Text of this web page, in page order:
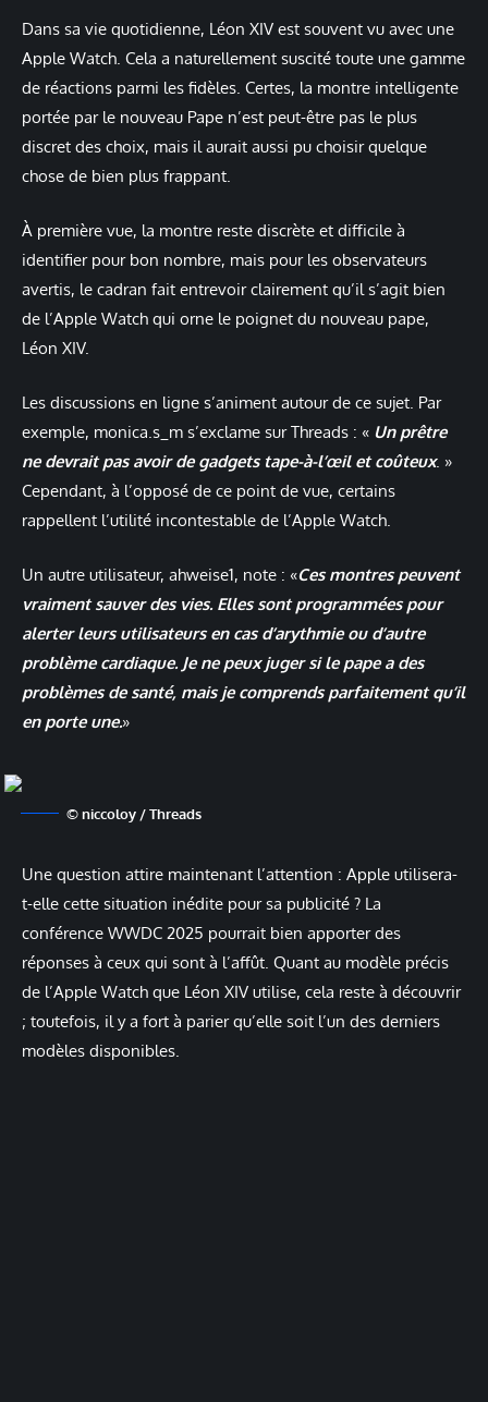
Dans sa vie quotidienne, Léon XIV est souvent vu avec une
Apple Watch. Cela a naturellement suscité toute une gamme
de réactions parmi les fidèles. Certes, la montre intelligente
portée par le nouveau Pape n’est peut-être pas le plus
discret des choix, mais il aurait aussi pu choisir quelque
chose de bien plus frappant.
À première vue, la montre reste discrète et difficile à
identifier pour bon nombre, mais pour les observateurs
avertis, le cadran fait entrevoir clairement qu’il s’agit bien
de l’Apple Watch qui orne le poignet du nouveau pape,
Léon XIV.
Les discussions en ligne s’animent autour de ce sujet. Par
exemple, monica.s_m s’exclame sur Threads : « Un prêtre
ne devrait pas avoir de gadgets tape-à-l’œil et coûteux. »
Cependant, à l’opposé de ce point de vue, certains
rappellent l’utilité incontestable de l’Apple Watch.
Un autre utilisateur, ahweise1, note : «Ces montres peuvent
vraiment sauver des vies. Elles sont programmées pour
alerter leurs utilisateurs en cas d’arythmie ou d’autre
problème cardiaque. Je ne peux juger si le pape a des
problèmes de santé, mais je comprends parfaitement qu’il
en porte une.»
© niccoloy / Threads
Une question attire maintenant l’attention : Apple utilisera-
t-elle cette situation inédite pour sa publicité ? La
conférence WWDC 2025 pourrait bien apporter des
réponses à ceux qui sont à l’affût. Quant au modèle précis
de l’Apple Watch que Léon XIV utilise, cela reste à découvrir
; toutefois, il y a fort à parier qu’elle soit l’un des derniers
modèles disponibles.